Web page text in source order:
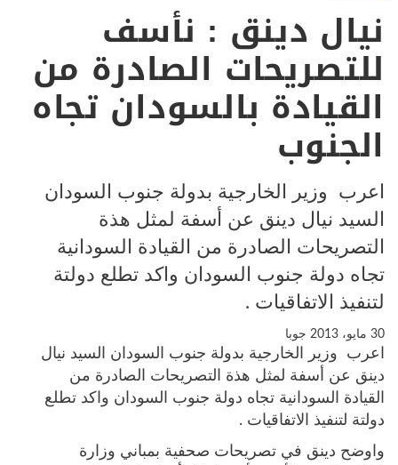
نيال دينق : نأسف
للتصريحات الصادرة من
القيادة بالسودان تجاه
الجنوب
اعرب وزير الخارجية بدولة جنوب السودان
السيد نيال دينق عن أسفة لمثل هذة
التصريحات الصادرة من القيادة السودانية
تجاه دولة جنوب السودان واكد تطلع دولتة
لتنفيذ الاتفاقيات .
30 مايو، 2013 جوبا
اعرب وزير الخارجية بدولة جنوب السودان السيد نيال
دينق عن أسفة لمثل هذة التصريحات الصادرة من
القيادة السودانية تجاه دولة جنوب السودان واكد تطلع
دولتة لتنفيذ الاتفاقيات .
واوضح دينق في تصريحات صحفية بمباني وزارة